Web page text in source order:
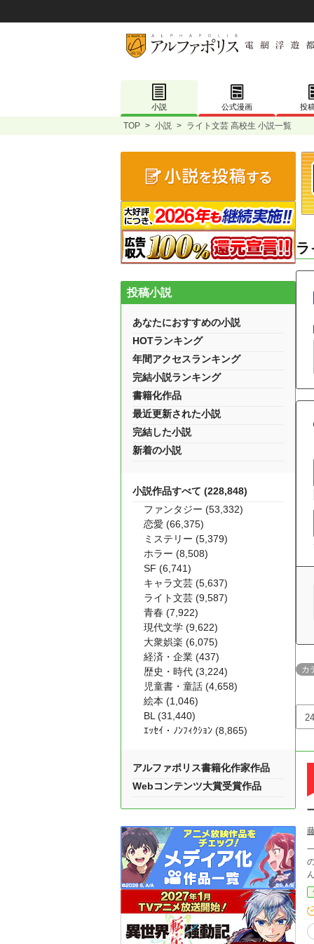
小説 公式漫画 投
TOP > 小説 > ライト文芸 高校生 小説一覧
カ
投稿小説
あなたにおすすめの小説
HOTランキング
年間アクセスランキング
完結小説ランキング
書籍化作品
最近更新された小説
完結した小説
新着の小説
小説作品すべて (228,848)
ファンタジー (53,332)
恋愛 (66,375)
ミステリー (5,379)
ホラー (8,508)
SF (6,741)
キャラ文芸 (5,637)
ライト文芸 (9,587)
青春 (7,922)
現代文学 (9,622)
大衆娯楽 (6,075)
経済・企業 (437)
歴史・時代 (3,224)
児童書・童話 (4,658)
絵本 (1,046)
BL (31,440)
ｴｯｾｲ・ﾉﾝﾌｨｸｼｮﾝ (8,865)
アルファポリス書籍化作家作品
Webコンテンツ大賞受賞作品